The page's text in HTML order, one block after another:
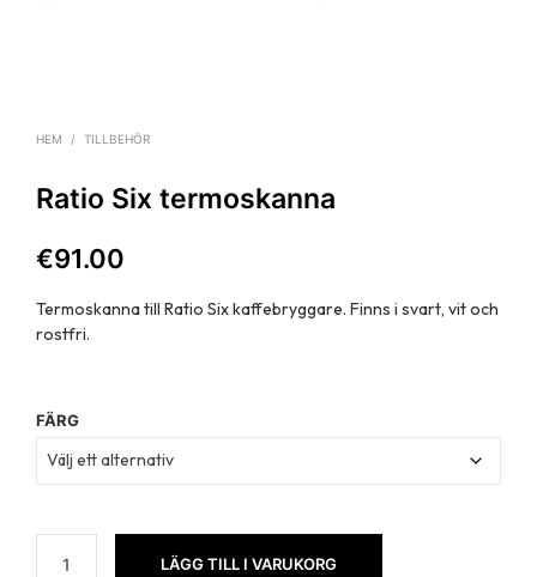
HEM / TILLBEHÖR
Ratio Six termoskanna
€91.00
Termoskanna till Ratio Six kaffebryggare. Finns i svart, vit och
rostfri.
FÄRG
LÄGG TILL I VARUKORG